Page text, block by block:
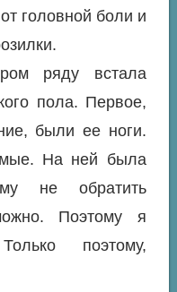
головной боли и
ряду встала
пола. Первое,
были ее ноги.
На ней была
не обратить
Поэтому я
поэтому,